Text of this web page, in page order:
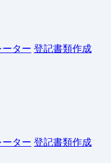
ター 登記書類作成
ター 登記書類作成